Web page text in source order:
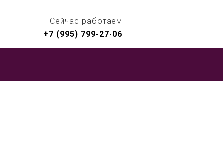
Сейчас работаем
+7 (995) 799-27-06